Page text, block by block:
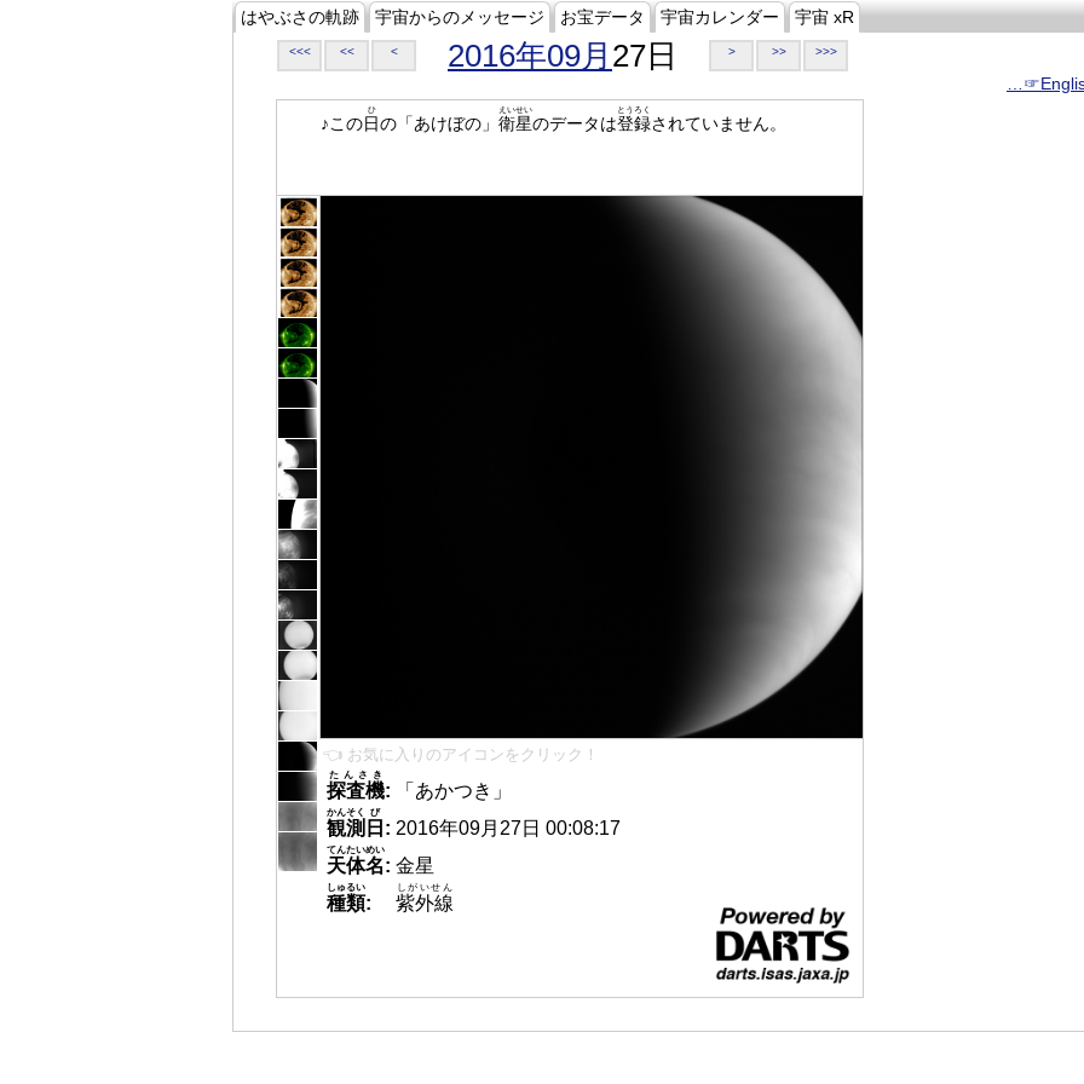
はやぶさの軌跡 宇宙からのメッセージ お宝データ 宇宙カレンダー 宇宙 xR
<<< << < 2016年09月 27日 > >> >>>
♪この日
ひ
の「あけぼの」 衛星
えいせい
のデータは登録
とうろく
されていません。
👈 お気に入りのアイコンをクリック！
探査機
たんさき
:
「あかつき」
観測
かんそく
日
び
: 2016年09月27日 00:08:17
天体名
てんたいめい
: 金星
種類
しゅるい
: 紫外線
しがいせん